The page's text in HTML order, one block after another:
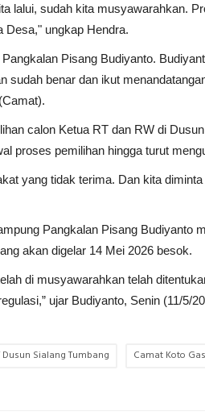
lalui, sudah kita musyawarahkan.
Desa," ungkap Hendra.
Pisang Budiyanto.
sudah benar dan ikut
calon Ketua RT dan RW di
proses pemilihan hingga turut
yang tidak terima. Dan kita
Pangkalan Pisang Budiyanto
akan digelar 14 Mei 2026 besok.
di musyawarahkan telah
ujar Budiyanto, Senin (11/5/
Dusun Sialang Tumbang Camat Koto